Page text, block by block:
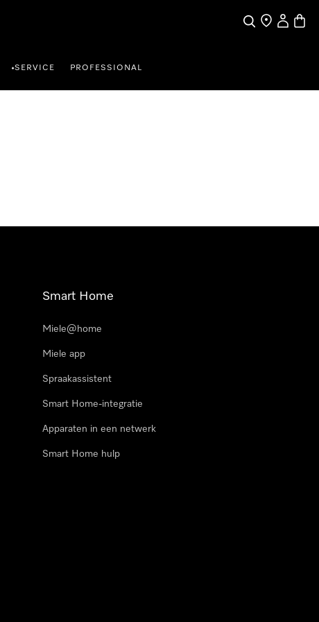
Wat zoek je?
Dealer zoeken
Mijn
•SERVICE PROFESSIONAL
Smart Home
Miele@home
Miele app
Spraakassistent
Smart Home-integratie
Apparaten in een netwerk
Smart Home hulp